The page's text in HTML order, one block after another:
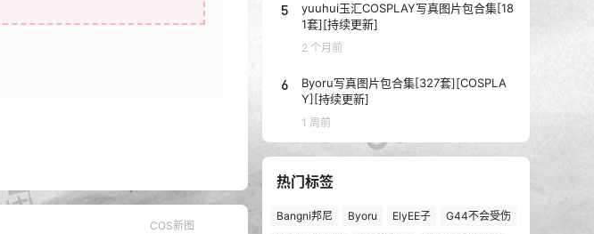
COS新图
5
yuuhui玉汇COSPLAY写真图片包合集[18
1套][持续更新]
2 个月前
6
Byoru写真图片包合集[327套][COSPLA
Y][持续更新]
1 周前
热门标签
Bangni邦尼 Byoru ElyEE子
G44不会受伤